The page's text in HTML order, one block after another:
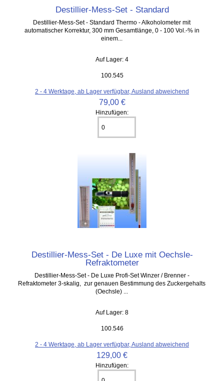
Destillier-Mess-Set - Standard
Destillier-Mess-Set - Standard Thermo - Alkoholometer mit
automatischer Korrektur, 300 mm Gesamtlänge, 0 - 100 Vol.-% in
einem...
Auf Lager: 4
100.545
2 - 4 Werktage, ab Lager verfügbar, Ausland abweichend
79,00 €
Hinzufügen:
Destillier-Mess-Set - De Luxe mit Oechsle-
Refraktometer
Destillier-Mess-Set - De Luxe Profi-Set Winzer / Brenner -
Refraktometer 3-skalig, zur genauen Bestimmung des Zuckergehalts
(Oechsle) ...
Auf Lager: 8
100.546
2 - 4 Werktage, ab Lager verfügbar, Ausland abweichend
129,00 €
Hinzufügen: